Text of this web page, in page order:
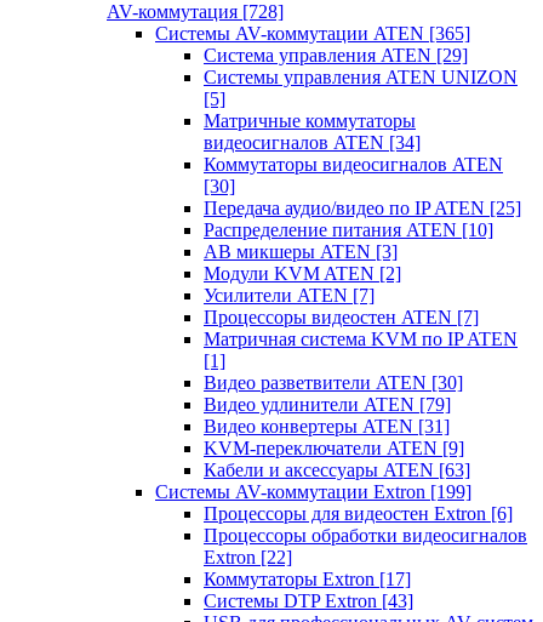
AV-коммутация [728]
Системы AV-коммутации ATEN [365]
Система управления ATEN [29]
Системы управления ATEN UNIZON
[5]
Матричные коммутаторы
видеосигналов ATEN [34]
Коммутаторы видеосигналов ATEN
[30]
Передача аудио/видео по IP ATEN [25]
Распределение питания ATEN [10]
АВ микшеры ATEN [3]
Модули KVM ATEN [2]
Усилители ATEN [7]
Процессоры видеостен ATEN [7]
Матричная система KVM по IP ATEN
[1]
Видео разветвители ATEN [30]
Видео удлинители ATEN [79]
Видео конвертеры ATEN [31]
KVM-переключатели ATEN [9]
Кабели и аксессуары ATEN [63]
Системы AV-коммутации Extron [199]
Процессоры для видеостен Extron [6]
Процессоры обработки видеосигналов
Extron [22]
Коммутаторы Extron [17]
Системы DTP Extron [43]